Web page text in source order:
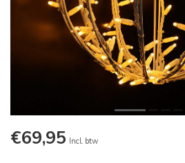
€69,95 Incl. btw